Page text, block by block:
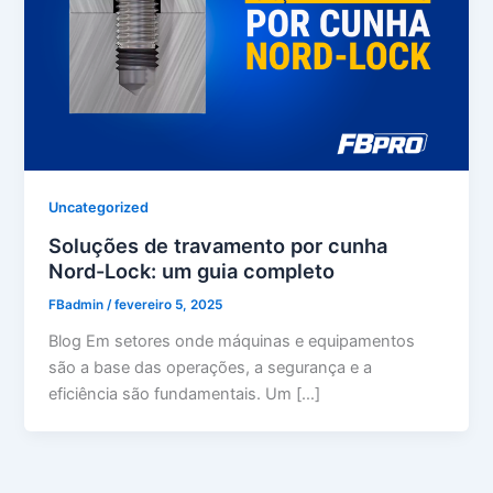
Uncategorized
Soluções de travamento por cunha
Nord-Lock: um guia completo
FBadmin/fevereiro 5, 2025
Blog Em setores onde máquinas e equipamentos
são a base das operações, a segurança e a
eficiência são fundamentais. Um […]